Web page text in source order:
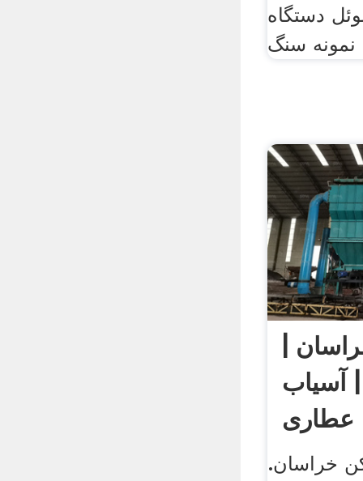
دستگاه
|
آسیاب
عطاری
خراسان.